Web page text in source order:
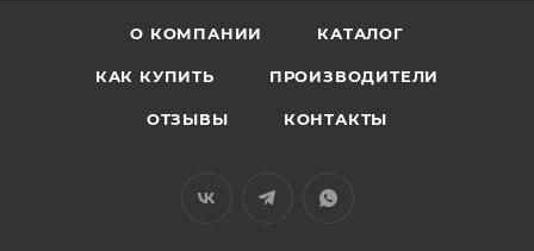
О КОМПАНИИ КАТАЛОГ
КАК КУПИТЬ ПРОИЗВОДИТЕЛИ
ОТЗЫВЫ КОНТАКТЫ